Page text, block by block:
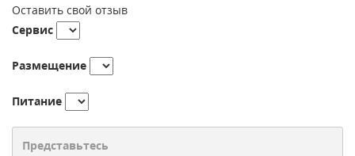
Оставить свой отзыв
Сервис
Размещение
Питание